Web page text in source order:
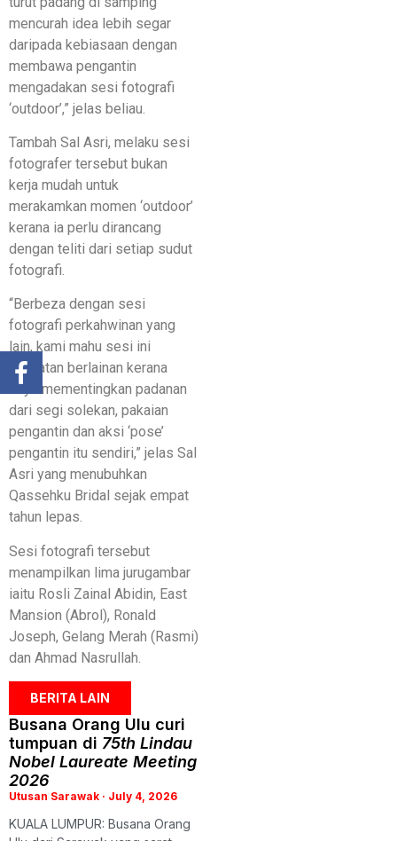
mencurah idea lebih segar
daripada kebiasaan dengan
membawa pengantin
mengadakan sesi fotografi
‘outdoor’,” jelas beliau.
Tambah Sal Asri, melaku sesi
fotografer tersebut bukan
kerja mudah untuk
merakamkan momen ‘outdoor’
kerana ia perlu dirancang
dengan teliti dari setiap sudut
fotografi.
“Berbeza dengan sesi
fotografi perkahwinan yang
lain, kami mahu sesi ini
kelihatan berlainan kerana
saya mementingkan padanan
dari segi solekan, pakaian
pengantin dan aksi ‘pose’
pengantin itu sendiri,” jelas Sal
Asri yang menubuhkan
Qassehku Bridal sejak empat
tahun lepas.
Sesi fotografi tersebut
menampilkan lima jurugambar
iaitu Rosli Zainal Abidin, East
Mansion (Abrol), Ronald
Joseph, Gelang Merah (Rasmi)
dan Ahmad Nasrullah.
BERITA LAIN
Busana Orang Ulu curi
tumpuan di 75th Lindau
Nobel Laureate Meeting
2026
Utusan Sarawak July 4, 2026
KUALA LUMPUR: Busana Orang